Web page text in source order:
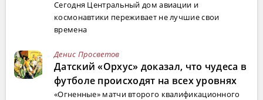
Сегодня Центральный дом авиации и
космонавтики переживает не лучшие свои
времена
Денис Просветов
Датский «Орхус» доказал, что чудеса в
футболе происходят на всех уровнях
«Огненные» матчи второго квалификационного